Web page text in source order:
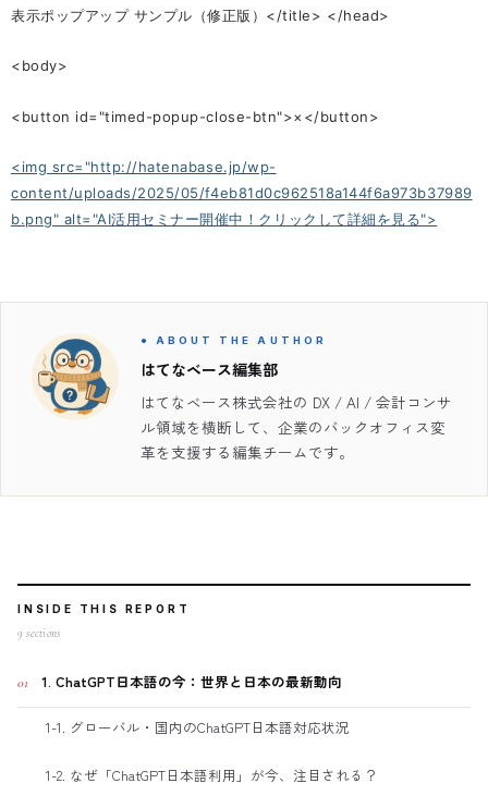
表示ポップアップ サンプル（修正版）</title> </head>
<body>
<button id="timed-popup-close-btn">×</button>
<img src="http://hatenabase.jp/wp-
content/uploads/2025/05/f4eb81d0c962518a144f6a973b37989
b.png" alt="AI活用セミナー開催中！クリックして詳細を見る">
● ABOUT THE AUTHOR
はてなベース編集部
はてなベース株式会社の DX / AI / 会計コンサ
ル領域を横断して、企業のバックオフィス変
革を支援する編集チームです。
INSIDE THIS REPORT
9 sections
01 1. ChatGPT日本語の今：世界と日本の最新動向
1-1. グローバル・国内のChatGPT日本語対応状況
1-2. なぜ「ChatGPT日本語利用」が今、注目される？